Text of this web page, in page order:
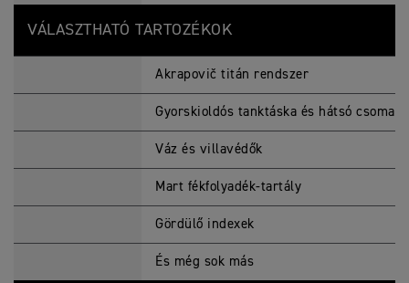
VÁLASZTHATÓ TARTOZÉKOK
Akrapovič titán rendszer
Gyorskioldós tanktáska és hátsó
Váz és villavédők
Mart fékfolyadék-tartály
Gördülő indexek
És még sok más